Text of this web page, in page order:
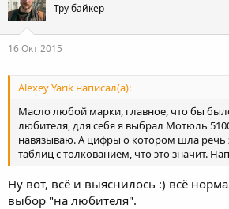
Тру байкер
16 Окт 2015
Alexey Yarik написал(а):
Масло любой марки, главное, что бы
любителя, для себя я выбрал Мотюль
навязываю. А цифры о котором шла речь
таблиц с толкованием, что это значит.
Ну вот, всё и выяснилось :) всё
выбор "на любителя".